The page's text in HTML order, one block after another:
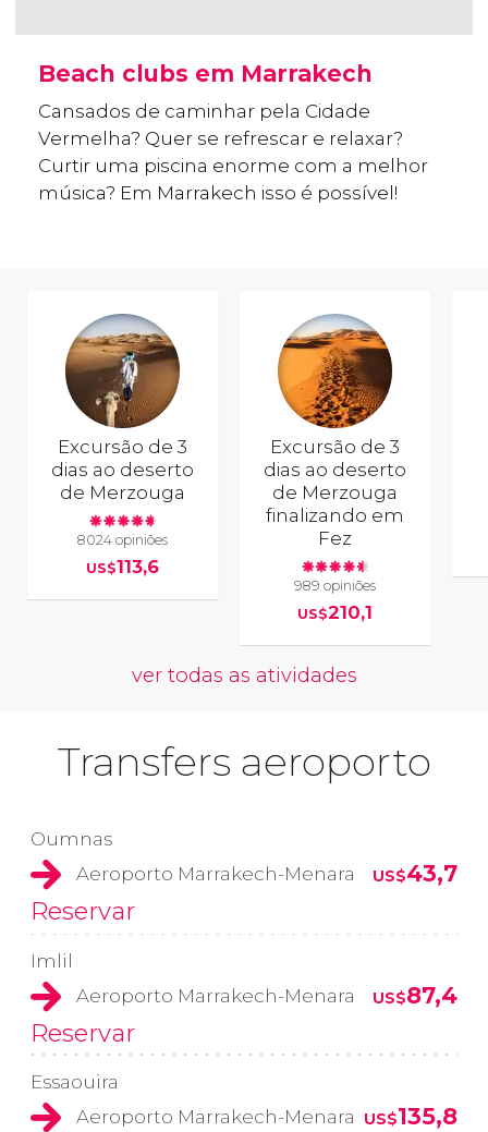
Beach clubs em Marrakech
Cansados de caminhar pela Cidade
Vermelha? Quer se refrescar e relaxar?
Curtir uma piscina enorme com a melhor
música? Em Marrakech isso é possível!
Excursão de 3
dias ao deserto
de Merzouga
8024 opiniões
US$113,6
Excursão de 3
dias ao deserto
de Merzouga
finalizando em
Fez
989 opiniões
US$210,1
ver todas as atividades
Transfers aeroporto
Oumnas
Aeroporto Marrakech-Menara
US$43,7
Reservar
Imlil
Aeroporto Marrakech-Menara
US$87,4
Reservar
Essaouira
Aeroporto Marrakech-Menara
US$135,8